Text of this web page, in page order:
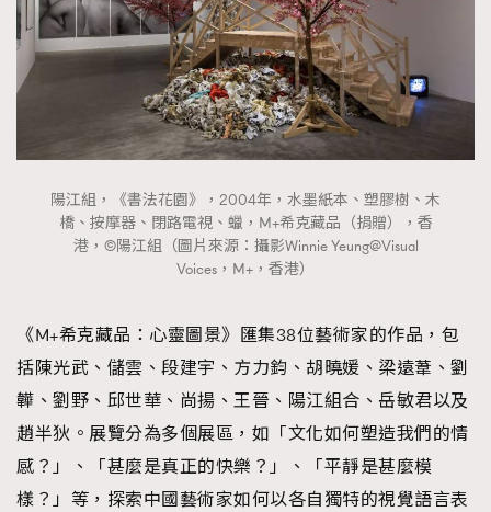
陽江組，《書法花園》，2004年，水墨紙本、塑膠樹、木
橋、按摩器、閉路電視、蠟，M+希克藏品（捐贈），香
港，©陽江組（圖片來源：攝影Winnie Yeung@Visual
Voices，M+，香港）
《M+希克藏品：心靈圖景》匯集38位藝術家的作品，包
括陳光武、儲雲、段建宇、方力鈞、胡曉媛、梁遠葦、劉
韡、劉野、邱世華、尚揚、王晉、陽江組合、岳敏君以及
趙半狄。展覽分為多個展區，如「文化如何塑造我們的情
感？」、「甚麼是真正的快樂？」、「平靜是甚麼模
樣？」等，探索中國藝術家如何以各自獨特的視覺語言表